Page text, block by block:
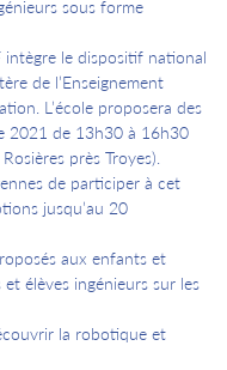
sous forme
intègre le dispositif national
de l’Enseignement
L’école proposera des
2021 de 13h30 à 16h30
près Troyes).
de participer à cet
jusqu’au 20
aux enfants et
élèves ingénieurs sur les
la robotique et